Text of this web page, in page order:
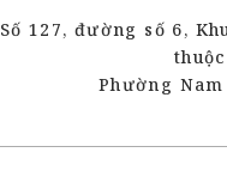
Số 127, đường số 6,
Phường